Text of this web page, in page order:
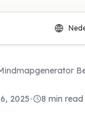
2025• 8 min read